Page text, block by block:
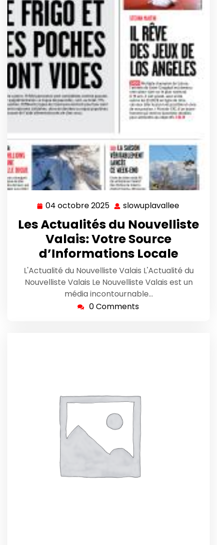
04 octobre 2025 04
octobre
2025
slowuplavallee
Les Actualités du Nouvelliste
Valais: Votre Source
d’Informations Locale
L'Actualité du Nouvelliste Valais L'Actualité du
Nouvelliste Valais Le Nouvelliste Valais est un
média incontournable…
0 Comments